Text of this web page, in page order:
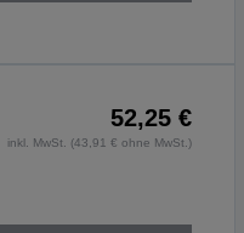
52,25 €
inkl. MwSt. (43,91 € ohne MwSt.)